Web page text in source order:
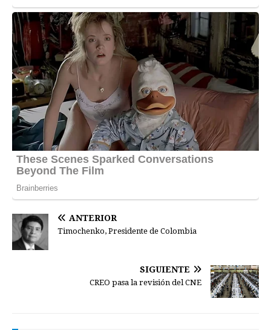
ANTERIOR
Timochenko, Presidente de Colombia
SIGUIENTE
CREO pasa la revisión del CNE